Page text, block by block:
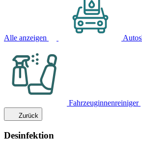
Alle anzeigen
Fahrzeuginnenreiniger
Zurück
Desinfektion